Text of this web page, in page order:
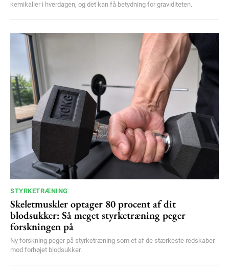
kemikalier i hverdagen, og det kan få betydning for graviditeten.
STYRKETRÆNING
Skeletmuskler optager 80 procent af dit
blodsukker: Så meget styrketræning peger
forskningen på
Ny forskning peger på styrketræning som et af de stærkeste redskaber
mod forhøjet blodsukker.